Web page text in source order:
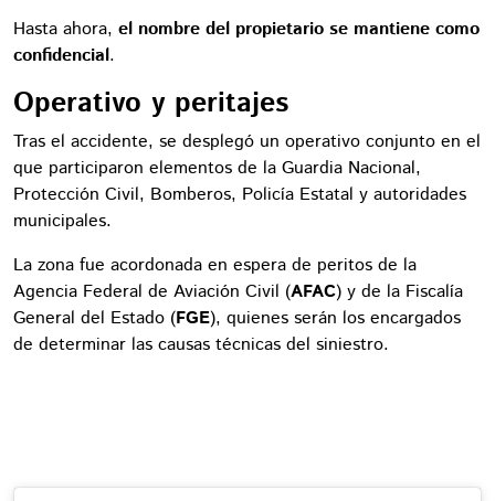
Hasta ahora, el nombre del propietario se mantiene como
confidencial.
Operativo y peritajes
Tras el accidente, se desplegó un operativo conjunto en el
que participaron elementos de la Guardia Nacional,
Protección Civil, Bomberos, Policía Estatal y autoridades
municipales.
La zona fue acordonada en espera de peritos de la
Agencia Federal de Aviación Civil (AFAC) y de la Fiscalía
General del Estado (FGE), quienes serán los encargados
de determinar las causas técnicas del siniestro.